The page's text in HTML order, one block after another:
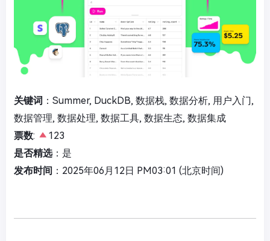
关键词 ：Summer, DuckDB, 数据栈, 数据分析, 用户入门,
数据管理, 数据处理, 数据工具, 数据生态, 数据集成
票数:
123
是否精选：是
发布时间 ：2025年06月12日 PM03:01 (北京时间)